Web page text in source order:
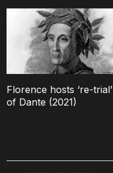
Florence hosts ‘re-trial’
of Dante (2021)